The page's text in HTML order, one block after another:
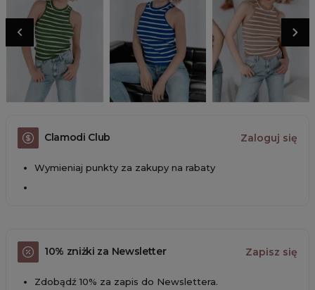
Clamodi Club Zaloguj się
Wymieniaj punkty za zakupy na rabaty
10% zniżki za Newsletter Zapisz się
Zdobądź 10% za zapis do Newslettera.